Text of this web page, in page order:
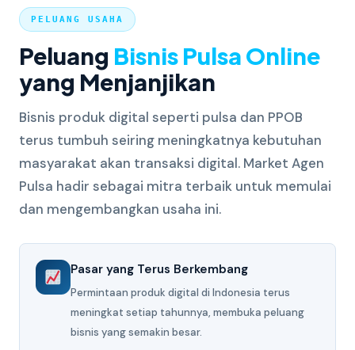
PELUANG USAHA
Peluang Bisnis Pulsa Online
yang Menjanjikan
Bisnis produk digital seperti pulsa dan PPOB
terus tumbuh seiring meningkatnya kebutuhan
masyarakat akan transaksi digital. Market Agen
Pulsa hadir sebagai mitra terbaik untuk memulai
dan mengembangkan usaha ini.
Pasar yang Terus Berkembang
Permintaan produk digital di Indonesia terus
meningkat setiap tahunnya, membuka peluang
bisnis yang semakin besar.